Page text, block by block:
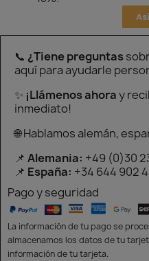
📞 ¿Tiene preguntas
aquí para ayudarle
✨ ¡Llámenos ahoray
inmediato!
🌐 Hablamos alemán,
📌 Alemania: +49 (0)30
📌 España: +34 644 902
Pago y seguridad
La información de tu pago se
almacenamos los datos de tu
información de tu tarjeta.